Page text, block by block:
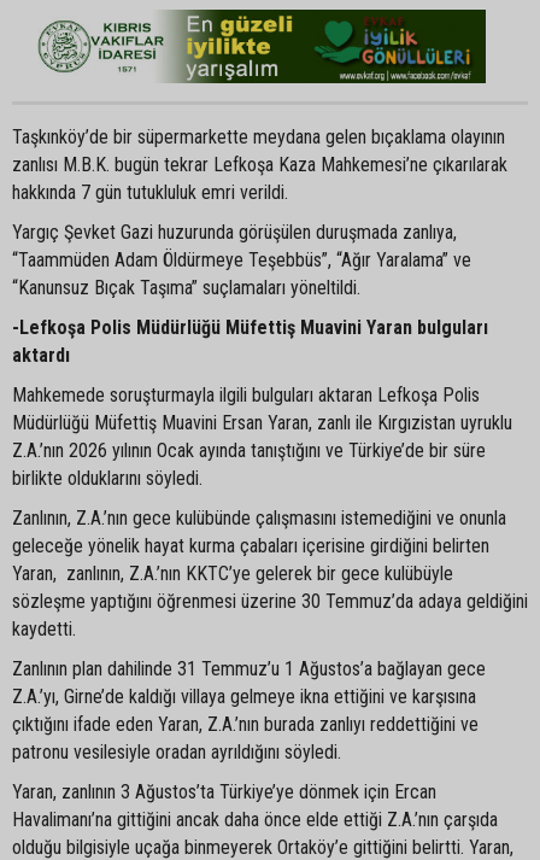
Taşkınköy’de bir süpermarkette meydana gelen bıçaklama olayının
zanlısı M.B.K. bugün tekrar Lefkoşa Kaza Mahkemesi’ne çıkarılarak
hakkında 7 gün tutukluluk emri verildi.
Yargıç Şevket Gazi huzurunda görüşülen duruşmada zanlıya,
“Taammüden Adam Öldürmeye Teşebbüs”, “Ağır Yaralama” ve
“Kanunsuz Bıçak Taşıma” suçlamaları yöneltildi.
-Lefkoşa Polis Müdürlüğü Müfettiş Muavini Yaran bulguları
aktardı
Mahkemede soruşturmayla ilgili bulguları aktaran Lefkoşa Polis
Müdürlüğü Müfettiş Muavini Ersan Yaran, zanlı ile Kırgızistan uyruklu
Z.A.’nın 2026 yılının Ocak ayında tanıştığını ve Türkiye’de bir süre
birlikte olduklarını söyledi.
Zanlının, Z.A.’nın gece kulübünde çalışmasını istemediğini ve onunla
geleceğe yönelik hayat kurma çabaları içerisine girdiğini belirten
Yaran, zanlının, Z.A.’nın KKTC’ye gelerek bir gece kulübüyle
sözleşme yaptığını öğrenmesi üzerine 30 Temmuz’da adaya geldiğini
kaydetti.
Zanlının plan dahilinde 31 Temmuz’u 1 Ağustos’a bağlayan gece
Z.A.’yı, Girne’de kaldığı villaya gelmeye ikna ettiğini ve karşısına
çıktığını ifade eden Yaran, Z.A.’nın burada zanlıyı reddettiğini ve
patronu vesilesiyle oradan ayrıldığını söyledi.
Yaran, zanlının 3 Ağustos’ta Türkiye’ye dönmek için Ercan
Havalimanı’na gittiğini ancak daha önce elde ettiği Z.A.’nın çarşıda
olduğu bilgisiyle uçağa binmeyerek Ortaköy’e gittiğini belirtti. Yaran,